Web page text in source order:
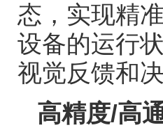
态，实现精
设备的运行
视觉反馈和
高精度/高